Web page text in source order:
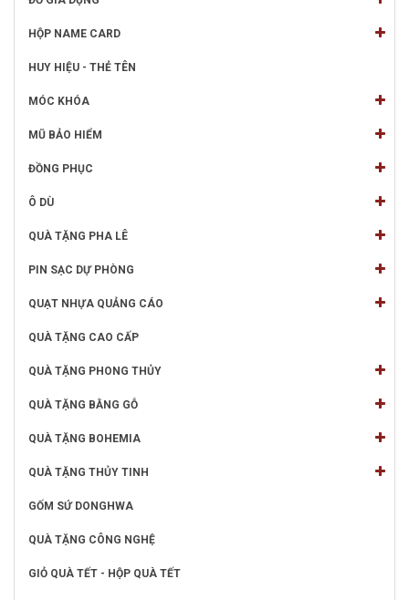
HỘP NAME CARD
HUY HIỆU - THẺ TÊN
MÓC KHÓA
MŨ BẢO HIỂM
ĐỒNG PHỤC
Ô DÙ
QUÀ TẶNG PHA LÊ
PIN SẠC DỰ PHÒNG
QUẠT NHỰA QUẢNG CÁO
QUÀ TẶNG CAO CẤP
QUÀ TẶNG PHONG THỦY
QUÀ TẶNG BẰNG GỖ
QUÀ TẶNG BOHEMIA
QUÀ TẶNG THỦY TINH
GỐM SỨ DONGHWA
QUÀ TẶNG CÔNG NGHỆ
GIỎ QUÀ TẾT - HỘP QUÀ TẾT